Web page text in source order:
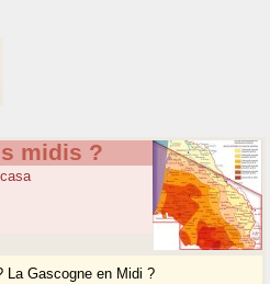
midis ?
La Gascogne en Midi ?